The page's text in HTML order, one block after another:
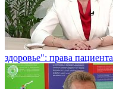
здоровье": права пациента